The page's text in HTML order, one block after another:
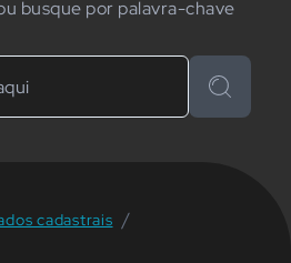
busque por palavra-chave
Buscar
cadastrais /